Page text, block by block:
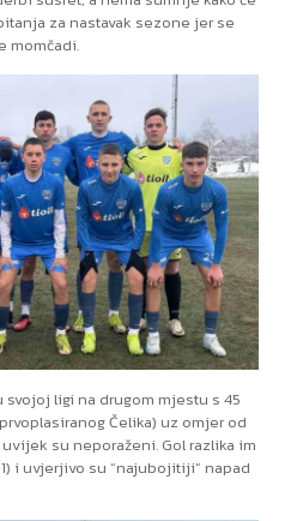
za nastavak sezone jer se
momčadi.
ligi na drugom mjestu s 45
Čelika) uz omjer od
su neporaženi. Gol razlika im
i uvjerjivo su “najubojitiji” napad